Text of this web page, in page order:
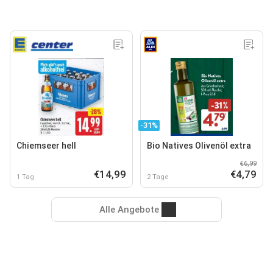
Chiemseer hell
1 Tag €14,99
-31%
Bio Natives Olivenöl extra
2 Tage
€6,99
€4,79
Alle Angebote